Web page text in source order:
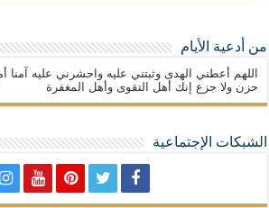
من أدعية الأيام
اللهم أعطني الهدى وثبتني عليه واحشرني عليه آمنا
حزن ولا جزع إنك أهل التقوى وأهل المغفرة
الشبكات الإجتماعية